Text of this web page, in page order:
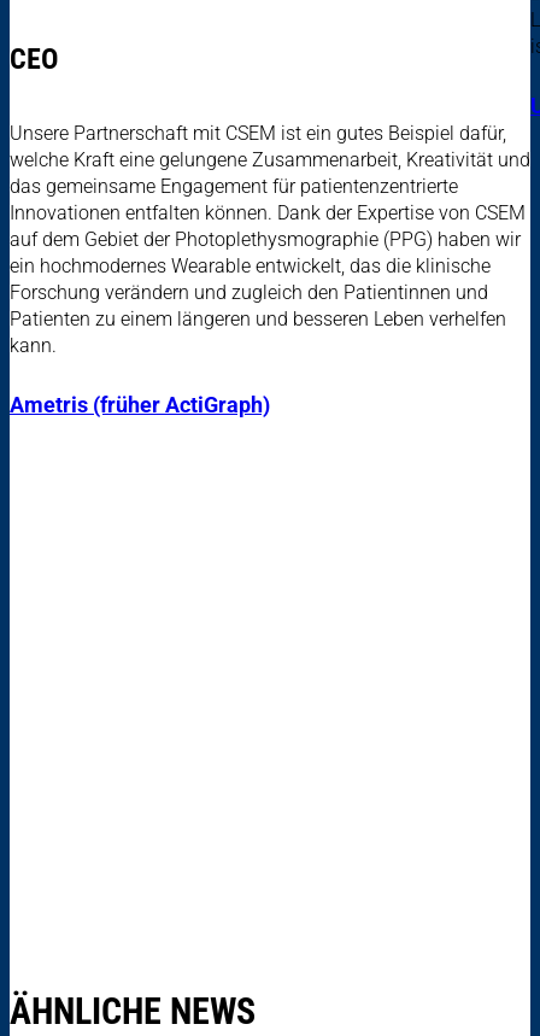
CEO
Unsere Partnerschaft mit CSEM ist ein gutes Beispiel dafür,
welche Kraft eine gelungene Zusammenarbeit, Kreativität und
das gemeinsame Engagement für patientenzentrierte
Innovationen entfalten können. Dank der Expertise von CSEM
auf dem Gebiet der Photoplethysmographie (PPG) haben wir
ein hochmodernes Wearable entwickelt, das die klinische
Forschung verändern und zugleich den Patientinnen und
Patienten zu einem längeren und besseren Leben verhelfen
kann.
Ametris (früher ActiGraph)
ÄHNLICHE NEWS